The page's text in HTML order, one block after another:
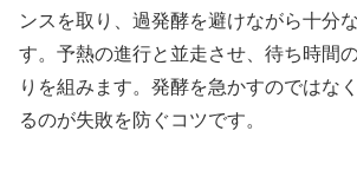
ンスを取り、過発酵を避けながら十分
す。予熱の進行と並走させ、待ち時間
りを組みます。発酵を急かすのではな
るのが失敗を防ぐコツです。